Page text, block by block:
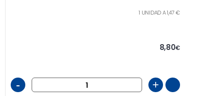
1 UNIDAD A 1,47 €
8,80€
- +